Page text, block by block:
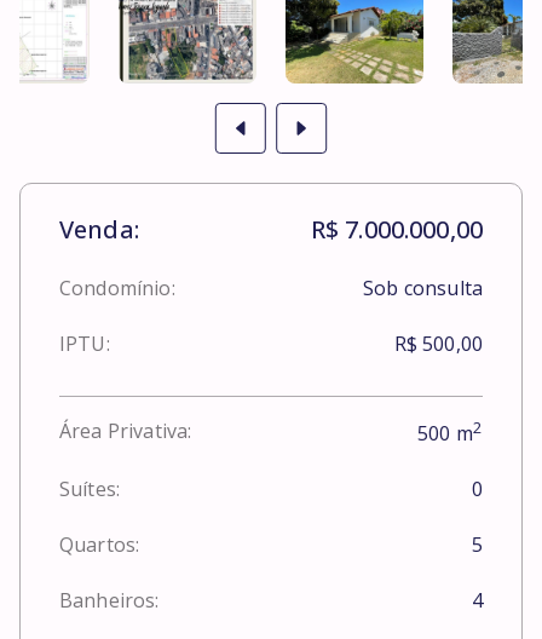
Venda: R$ 7.000.000,00
Condomínio: Sob consulta
IPTU: R$ 500,00
Área Privativa: 500 m2
Suítes: 0
Quartos: 5
Banheiros: 4